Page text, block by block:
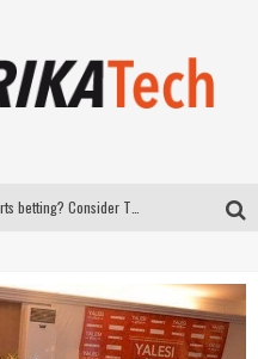
E-COMMERCE: FOR TABASKI, AFRIMARKET AND LEBARA DELIVER SHEEP TO AFRICA VIA INTERNET
La Révolution Silencieuse : Quand Les Entrepreneurs Africains Décident de ne Plus se Taire